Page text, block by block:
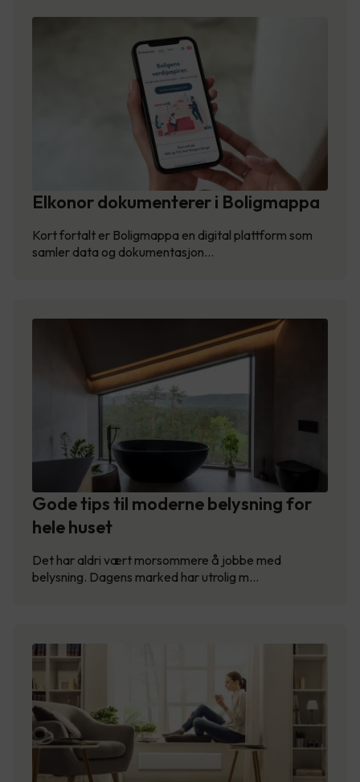
Elkonor dokumenterer i Boligmappa
Kort fortalt er Boligmappa en digital plattform som
samler data og dokumentasjon…
Gode tips til moderne belysning for
hele huset
Det har aldri vært morsommere å jobbe med
belysning. Dagens marked har utrolig m…